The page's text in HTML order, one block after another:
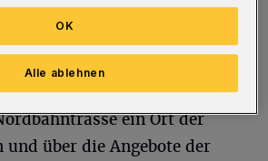
ausgegeben und stehen
"Küche auf vier Rädern"
ohnehin
ein Ort der
und über die Angebote der
Alle ablehnen
OK